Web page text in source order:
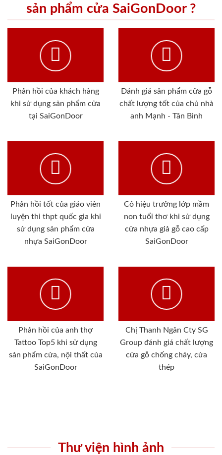
sản phẩm cửa SaiGonDoor ?
Phản hồi của khách hàng
khi sử dụng sản phẩm cửa
tại SaiGonDoor
Đánh giá sản phẩm cửa gỗ
chất lượng tốt của chủ nhà
anh Mạnh - Tân Bình
Phản hồi tốt của giáo viên
luyện thi thpt quốc gia khi
sử dụng sản phẩm cửa
nhựa SaiGonDoor
Cô hiệu trưởng lớp mầm
non tuổi thơ khi sử dụng
cửa nhựa giả gỗ cao cấp
SaiGonDoor
Phản hồi của anh thợ
Tattoo Top5 khi sử dụng
sản phẩm cửa, nội thất của
SaiGonDoor
Chị Thanh Ngân Cty SG
Group đánh giá chất lượng
cửa gỗ chống cháy, cửa
thép
Thư viện hình ảnh